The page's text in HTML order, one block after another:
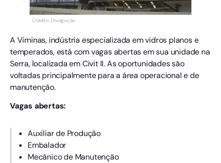
Crédito: Divulgação
A Viminas, indústria especializada em vidros planos e
temperados, está com vagas abertas em sua unidade na
Serra, localizada em Civit II. As oportunidades são
voltadas principalmente para a área operacional e de
manutenção.
Vagas abertas:
Auxiliar de Produção
Embalador
Mecânico de Manutenção